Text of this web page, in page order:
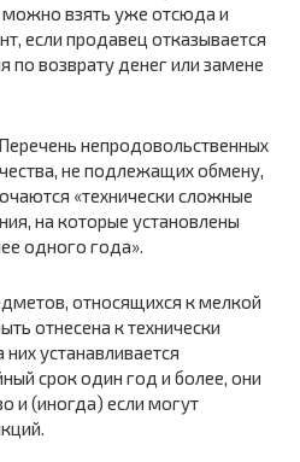
взять уже отсюда и
если продавец отказывается
по возврату денег или замене
непродовольственных
не подлежащих обмену,
«технически сложные
на которые установлены
одного года».
относящихся к мелкой
отнесена к технически
устанавливается
срок один год и более, они
и (иногда) если могут